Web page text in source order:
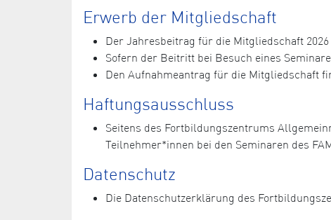
Erwerb der Mitgliedschaft
Der Jahresbeitrag für die Mitgliedschaft
Sofern der Beitritt bei Besuch eines
Den Aufnahmeantrag für die Mitgliedschaft
Haftungsausschluss
Seitens des Fortbildungszentrums
Teilnehmer*innen bei den Seminaren des
Datenschutz
Die Datenschutzerklärung des